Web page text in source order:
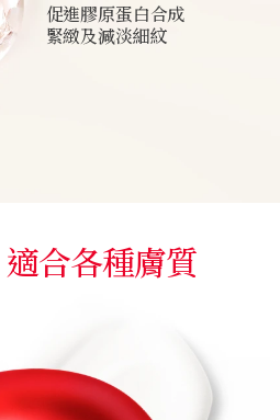
促進膠原蛋白合成
緊緻及減淡細紋
合各種膚質